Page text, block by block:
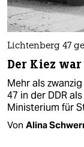
Lichtenberg 47
Der Kiez
Mehr als
47 in der DDR
Ministerium für
Von Alina